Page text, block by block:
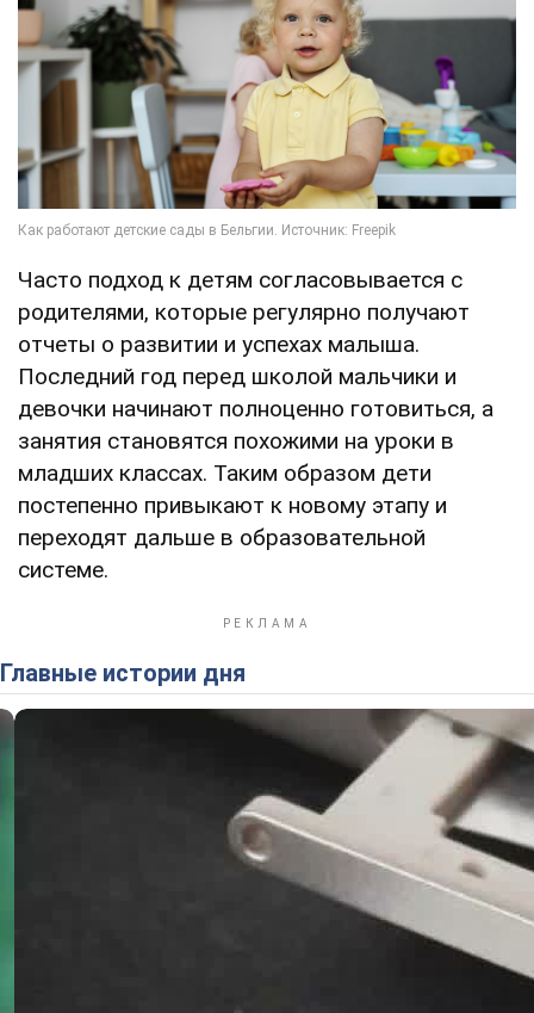
Часто подход к детям согласовывается с
родителями, которые регулярно получают
отчеты о развитии и успехах малыша.
Последний год перед школой мальчики и
девочки начинают полноценно готовиться, а
занятия становятся похожими на уроки в
младших классах. Таким образом дети
постепенно привыкают к новому этапу и
переходят дальше в образовательной
системе.
Главные истории дня